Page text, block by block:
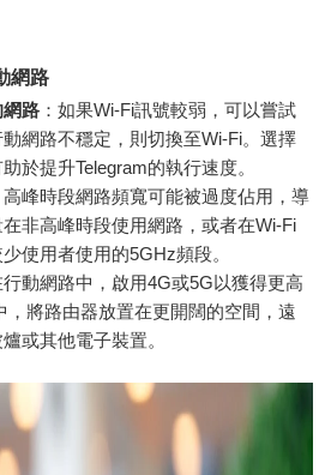
網路
路 ：如果Wi-Fi訊號較弱，可以嘗試
網路不穩定，則切換至Wi-Fi。選擇
於提升Telegram的執行速度。
高峰時段網路頻寬可能被過度佔用，導
非高峰時段使用網路，或者在Wi-Fi
使用者使用的5GHz頻段。
行動網路中，啟用4G或5G以獲得更高
，將路由器放置在更開闊的空間，遠
或其他電子裝置。